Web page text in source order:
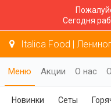
Сегодня
Italica Food |
Меню Акции О нас
Новинки Сеты